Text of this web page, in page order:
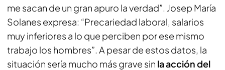
me sacan de un gran apuro la verdad”. Josep María
Solanes expresa: “Precariedad laboral, salarios
muy inferiores a lo que perciben por ese mismo
trabajo los hombres”. A pesar de estos datos, la
situación sería mucho más grave sin la acción del